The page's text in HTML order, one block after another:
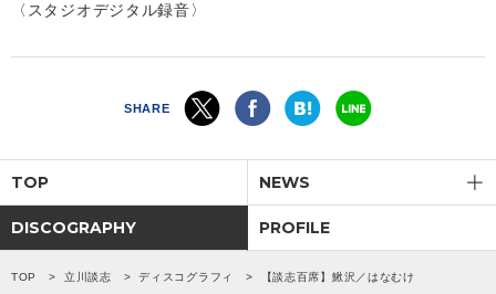
〈スタジオデジタル録音〉
SHARE
TOP NEWS
DISCOGRAPHY PROFILE
TOP 立川談志 ディスコグラフィ 【談志百席】鰍沢／はなむけ